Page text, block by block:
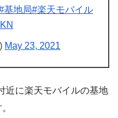
基地局#楽天モバイル
May 23, 2021
近に楽天モバイルの基地